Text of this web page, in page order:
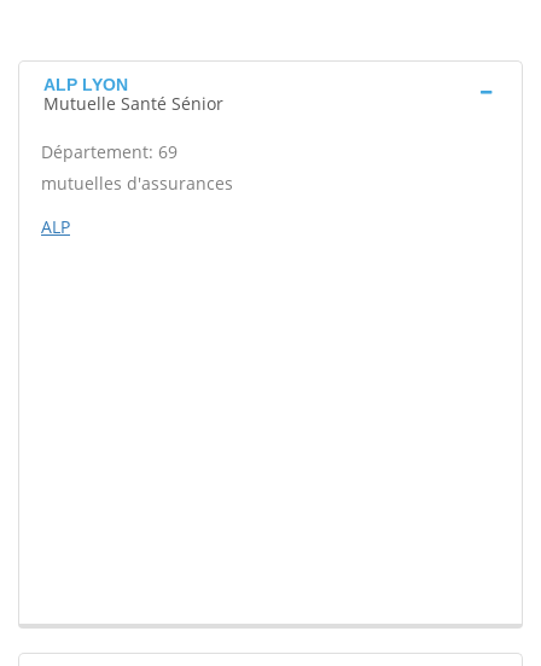
ALP LYON
Mutuelle Santé Sénior
Département: 69
mutuelles d'assurances
ALP